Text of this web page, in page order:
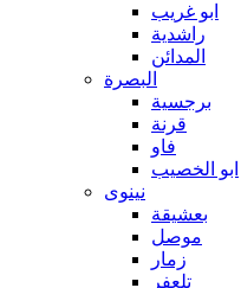
ابو غريب
راشدية
المدائن
البصرة
برجسية
قرنة
فاو
ابو الخصيب
نينوى
بعشيقة
موصل
زمار
تلعفر